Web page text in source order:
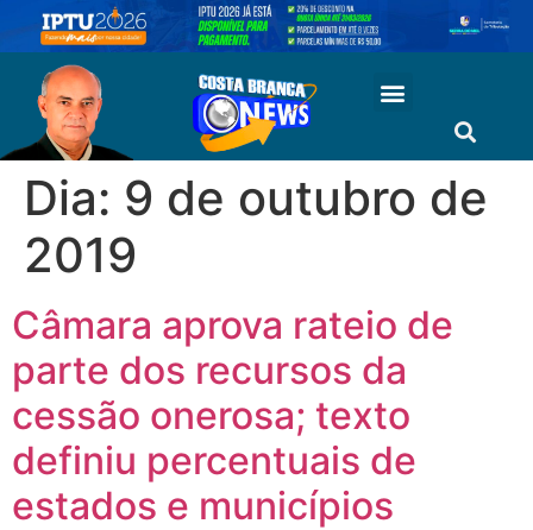
Dia: 9 de outubro de
2019
Câmara aprova rateio de
parte dos recursos da
cessão onerosa; texto
definiu percentuais de
estados e municípios